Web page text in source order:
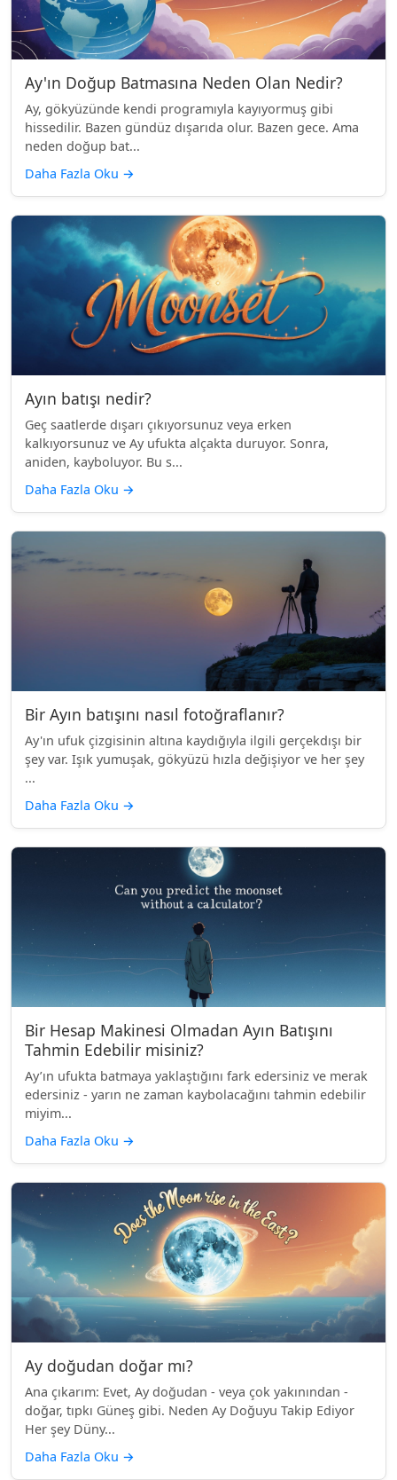
Ay'ın Doğup Batmasına Neden Olan Nedir?
Ay, gökyüzünde kendi programıyla kayıyormuş gibi
hissedilir. Bazen gündüz dışarıda olur. Bazen gece. Ama
neden doğup bat...
Daha Fazla Oku →
Ayın batışı nedir?
Geç saatlerde dışarı çıkıyorsunuz veya erken
kalkıyorsunuz ve Ay ufukta alçakta duruyor. Sonra,
aniden, kayboluyor. Bu s...
Daha Fazla Oku →
Bir Ayın batışını nasıl fotoğraflanır?
Ay'ın ufuk çizgisinin altına kaydığıyla ilgili gerçekdışı bir
şey var. Işık yumuşak, gökyüzü hızla değişiyor ve her şey
...
Daha Fazla Oku →
Bir Hesap Makinesi Olmadan Ayın Batışını
Tahmin Edebilir misiniz?
Ay’ın ufukta batmaya yaklaştığını fark edersiniz ve merak
edersiniz - yarın ne zaman kaybolacağını tahmin edebilir
miyim...
Daha Fazla Oku →
Ay doğudan doğar mı?
Ana çıkarım: Evet, Ay doğudan - veya çok yakınından -
doğar, tıpkı Güneş gibi. Neden Ay Doğuyu Takip Ediyor
Her şey Düny...
Daha Fazla Oku →